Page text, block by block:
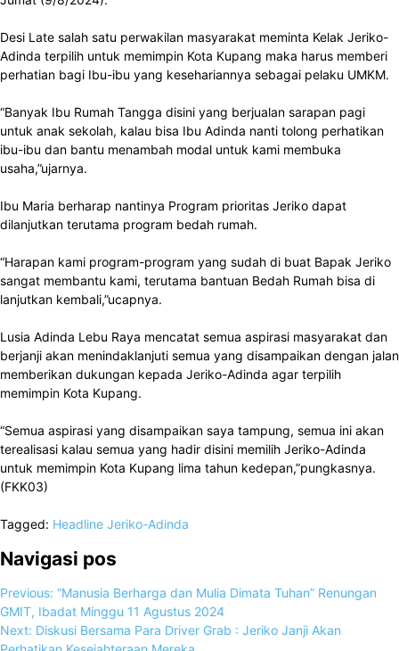
Desi Late salah satu perwakilan masyarakat meminta Kelak Jeriko-
Adinda terpilih untuk memimpin Kota Kupang maka harus memberi
perhatian bagi Ibu-ibu yang kesehariannya sebagai pelaku UMKM.
“Banyak Ibu Rumah Tangga disini yang berjualan sarapan pagi
untuk anak sekolah, kalau bisa Ibu Adinda nanti tolong perhatikan
ibu-ibu dan bantu menambah modal untuk kami membuka
usaha,”ujarnya.
Ibu Maria berharap nantinya Program prioritas Jeriko dapat
dilanjutkan terutama program bedah rumah.
“Harapan kami program-program yang sudah di buat Bapak Jeriko
sangat membantu kami, terutama bantuan Bedah Rumah bisa di
lanjutkan kembali,”ucapnya.
Lusia Adinda Lebu Raya mencatat semua aspirasi masyarakat dan
berjanji akan menindaklanjuti semua yang disampaikan dengan jalan
memberikan dukungan kepada Jeriko-Adinda agar terpilih
memimpin Kota Kupang.
“Semua aspirasi yang disampaikan saya tampung, semua ini akan
terealisasi kalau semua yang hadir disini memilih Jeriko-Adinda
untuk memimpin Kota Kupang lima tahun kedepan,”pungkasnya.
(FKK03)
Tagged: Headline Jeriko-Adinda
Navigasi pos
Previous: “Manusia Berharga dan Mulia Dimata Tuhan” Renungan
GMIT, Ibadat Minggu 11 Agustus 2024
Next: Diskusi Bersama Para Driver Grab : Jeriko Janji Akan